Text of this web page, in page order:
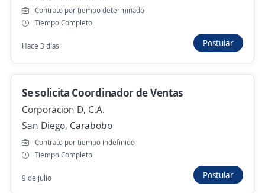
15 de julio
Corporacion D, C.A.
San Diego, Carabobo
9 de julio
Jefe Nacional de Cuentas Clave KAM
Valencia, Carabobo
Contrato por tiempo determinado
Tiempo Completo
Hace 3 días Postular
Se solicita Coordinador de Ventas
Corporacion D, C.A.
San Diego, Carabobo
Contrato por tiempo indefinido
Tiempo Completo
9 de julio Postular